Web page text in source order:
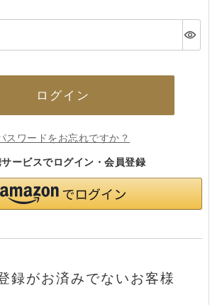
ログイン
スワードをお忘れですか？
ービスでログイン・会員登録
録がお済みでないお客様